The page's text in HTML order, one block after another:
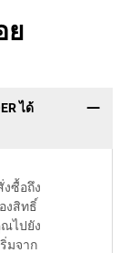
ย
ได้
งซื้อถึง
งสิทธิ์
ไปยัง
มจาก